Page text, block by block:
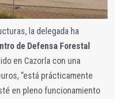
la delegada ha
de Defensa Forestal
en Cazorla con una
“está prácticamente
en pleno funcionamiento